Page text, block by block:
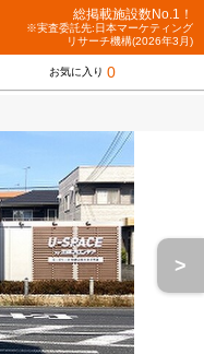
総掲載施設数No.1！
※実査委託先:日本マーケティング
リサーチ機構(2026年3月)
お気に入り 0
>